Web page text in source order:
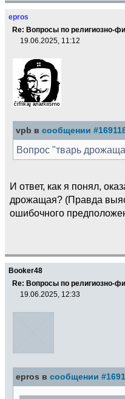
epros
Re: Вопросы по религиозно-
19.06.2025, 11:12
vpb в сообщении
Вопрос "тварь
И ответ, как я понял,
дрожащая? (Правда
ошибочного
Booker48
Re: Вопросы по религиозно-
19.06.2025, 12:33
epros в сообщении